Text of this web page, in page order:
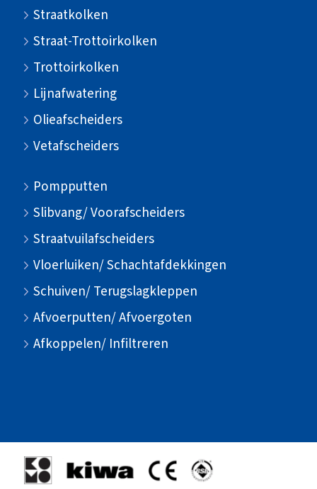
Straatkolken
Straat-Trottoirkolken
Trottoirkolken
Lijnafwatering
Olieafscheiders
Vetafscheiders
Pompputten
Slibvang/ Voorafscheiders
Straatvuilafscheiders
Vloerluiken/ Schachtafdekkingen
Schuiven/ Terugslagkleppen
Afvoerputten/ Afvoergoten
Afkoppelen/ Infiltreren